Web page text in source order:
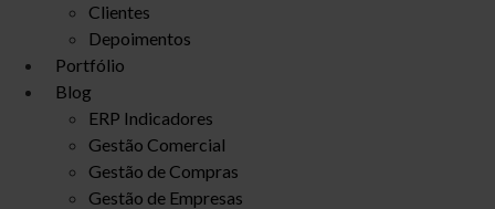
Clientes
Depoimentos
Portfólio
Blog
ERP Indicadores
Gestão Comercial
Gestão de Compras
Gestão de Empresas